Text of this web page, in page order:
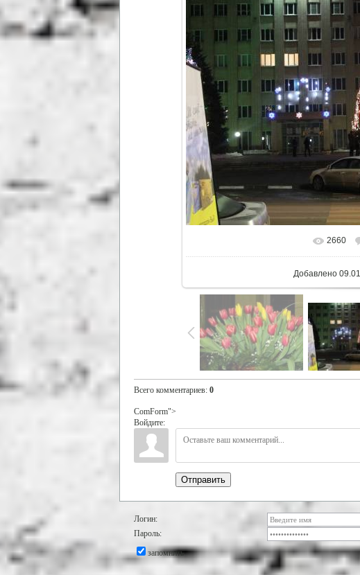
В реальном2660
Добавлено
Всего комментариев: 0
ComForm">
Войдите:
Отправить
Логин:
Пароль:
запомнить